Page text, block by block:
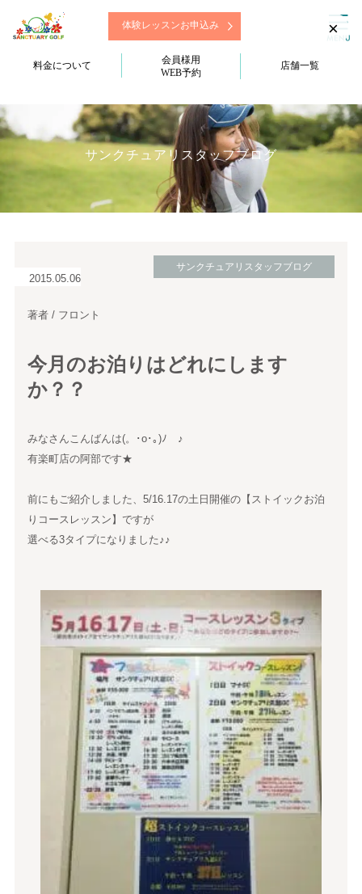
体験レッスンお申込み
料金について
会員様用
WEB予約
店舗一覧
サンクチュアリスタッフブログ
2015.05.06
サンクチュアリスタッフブログ
著者 / フロント
今月のお泊りはどれにします
か？？
みなさんこんばんは(。･o･｡)ﾉ ♪
有楽町店の阿部です★
前にもご紹介しました、5/16.17の土日開催の【ストイックお泊
りコースレッスン】ですが
選べる3タイプになりました♪♪
×